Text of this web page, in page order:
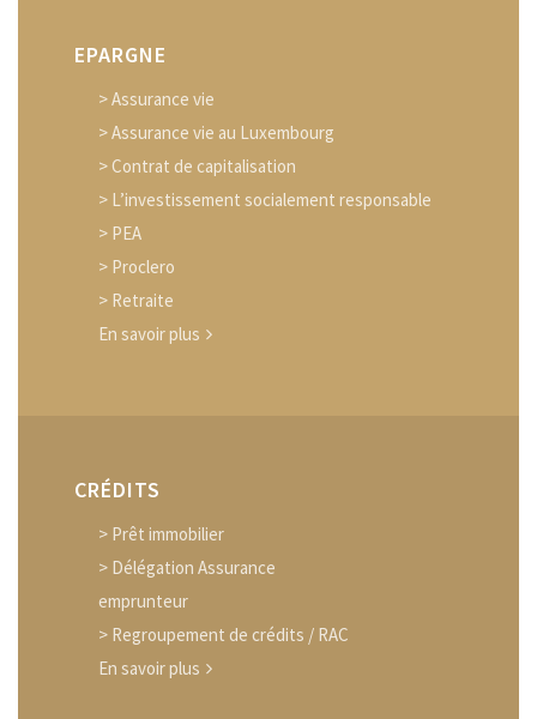
EPARGNE
> Assurance vie
> Assurance vie au Luxembourg
> Contrat de capitalisation
> L’investissement socialement responsable
> PEA
> Proclero
> Retraite
En savoir plus
CRÉDITS
> Prêt immobilier
> Délégation Assurance
emprunteur
> Regroupement de crédits / RAC
En savoir plus